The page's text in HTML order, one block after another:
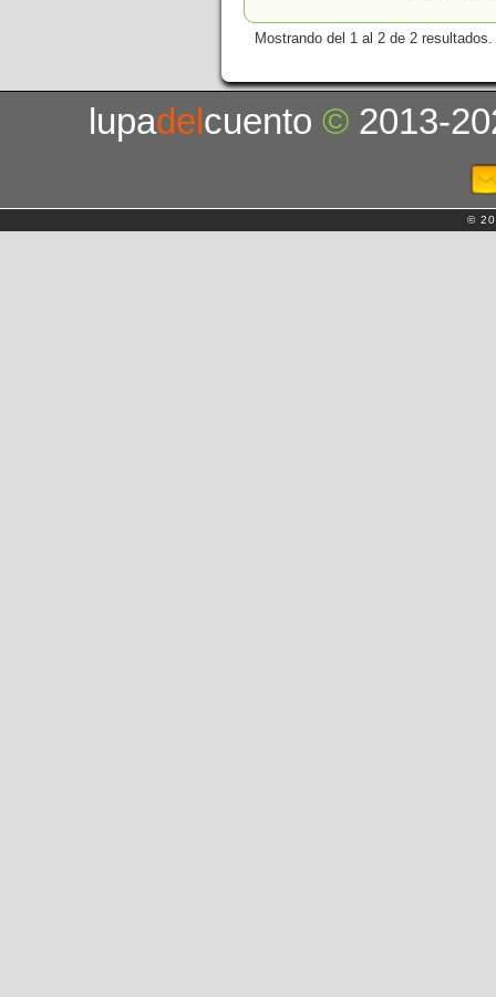
Mostrando del 1 al 2 de 2 resultados.
lupadelcuento© 2013-
©